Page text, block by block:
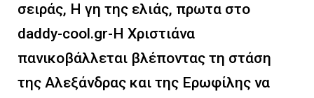
σειράς, Η γη της ελιάς, πρωτα στο
daddy-cool.gr-Η Χριστιάνα
πανικοβάλλεται βλέποντας τη στάση
της Αλεξάνδρας και της Ερωφίλης να